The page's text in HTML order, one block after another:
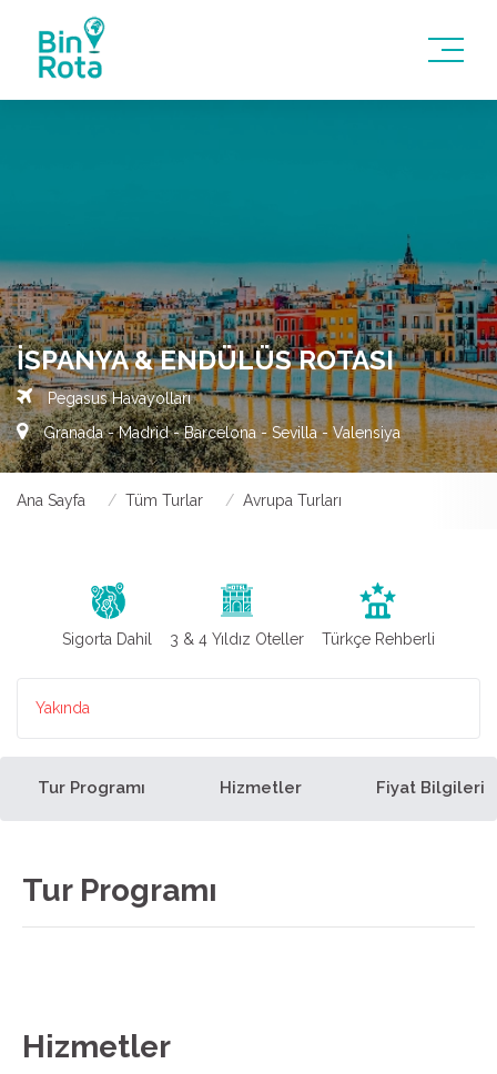
İSPANYA & ENDÜLÜS ROTASI
Pegasus Havayolları
Granada - Madrid - Barcelona - Sevilla - Valensiya
Ana Sayfa Tüm Turlar Avrupa Turları
Sigorta Dahil 3 & 4 Yıldız Oteller Türkçe Rehberli
Yakında
Tur Programı Hizmetler Fiyat Bilgileri
Tur Programı
Hizmetler